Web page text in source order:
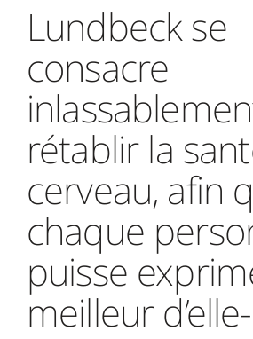
Lundbeck se
consacre
rétablir la
cerveau, afin
chaque
puisse
meilleur